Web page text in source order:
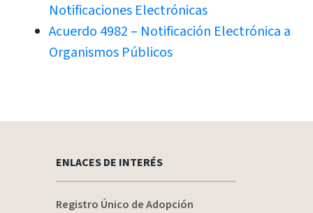
Notificaciones Electrónicas
Acuerdo 4982 – Notificación Electrónica a
Organismos Públicos
ENLACES DE INTERÉS
Registro Único de Adopción